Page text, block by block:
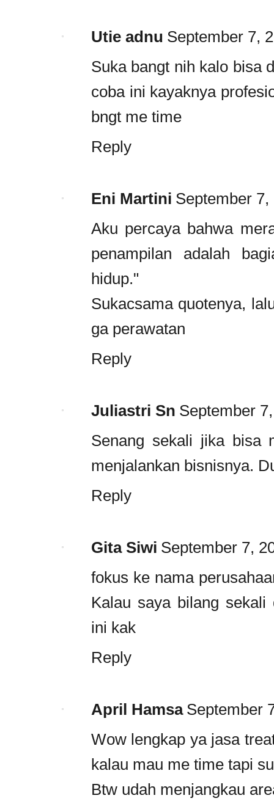
Utie adnu September 7,
Suka bangt nih kalo bisa
coba ini kayaknya
bngt me time
Reply
Eni Martini September 7,
Aku percaya bahwa
penampilan adalah
hidup."
Sukacsama quotenya,
ga perawatan
Reply
Juliastri Sn September
Senang sekali jika bisa
menjalankan bisnisnya.
Reply
Gita Siwi September 7,
fokus ke nama
Kalau saya bilang
ini kak
Reply
April Hamsa September
Wow lengkap ya jasa
kalau mau me time tapi
Btw udah menjangkau